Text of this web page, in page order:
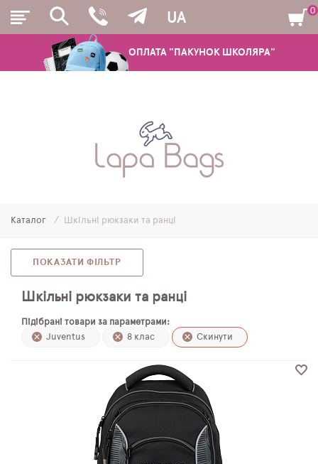
ОПЛАТА "ПАКУНОК ШКОЛЯРА"
UA
ШКІЛЬНІ РЮКЗАКИ ТА РАНЦІ
МОЛОДІЖНІ РЮКЗАКИ
ПЕНАЛИ
МІШКИ ДЛЯ ВЗУТТЯ
ПЛЯШКИ ДЛЯ ВОДИ
0
Каталог Шкільні рюкзаки та ранці
ПОКАЗАТИ ФІЛЬТР
Шкільні рюкзаки та ранці
Підібрані товари за параметрами:
Juventus
8 клас Скинути